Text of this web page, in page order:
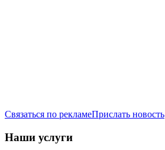
Связаться по рекламеПрислать новость
Наши услуги